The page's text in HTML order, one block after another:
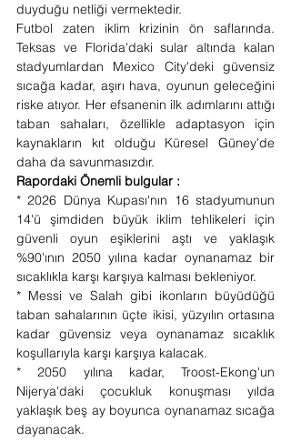
duyduğu netliği vermektedir.
Futbol zaten iklim krizinin ön saflarında.
Teksas ve Florida'daki sular altında kalan
stadyumlardan Mexico City'deki güvensiz
sıcağa kadar, aşırı hava, oyunun geleceğini
riske atıyor. Her efsanenin ilk adımlarını attığı
taban sahaları, özellikle adaptasyon için
kaynakların kıt olduğu Küresel Güney'de
daha da savunmasızdır.
Rapordaki Önemli bulgular :
* 2026 Dünya Kupası'nın 16 stadyumunun
14'ü şimdiden büyük iklim tehlikeleri için
güvenli oyun eşiklerini aştı ve yaklaşık
%90'ının 2050 yılına kadar oynanamaz bir
sıcaklıkla karşı karşıya kalması bekleniyor.
* Messi ve Salah gibi ikonların büyüdüğü
taban sahalarının üçte ikisi, yüzyılın ortasına
kadar güvensiz veya oynanamaz sıcaklık
koşullarıyla karşı karşıya kalacak.
* 2050 yılına kadar, Troost-Ekong'un
Nijerya'daki çocukluk konuşması yılda
yaklaşık beş ay boyunca oynanamaz sıcağa
dayanacak.